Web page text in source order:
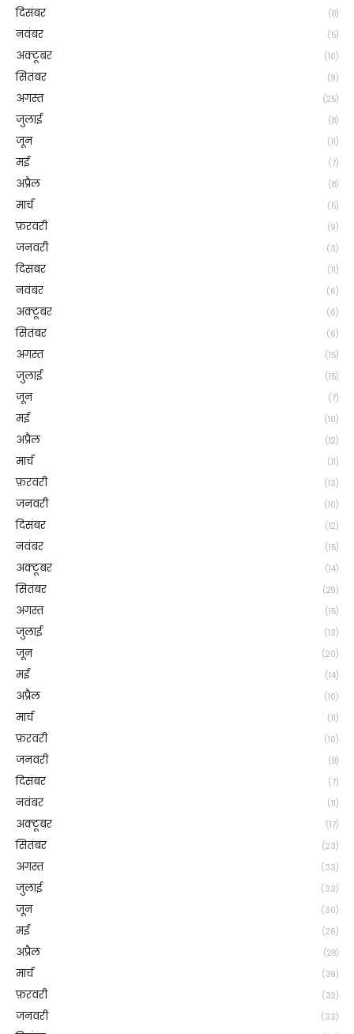
दिसंबर (8)
नवंबर (5)
अक्टूबर (10)
सितंबर (9)
अगस्त (25)
जुलाई (8)
जून (11)
मई (7)
अप्रैल (8)
मार्च (5)
फ़रवरी (9)
जनवरी (3)
दिसंबर (11)
नवंबर (6)
अक्टूबर (6)
सितंबर (6)
अगस्त (15)
जुलाई (15)
जून (7)
मई (10)
अप्रैल (12)
मार्च (11)
फ़रवरी (13)
जनवरी (10)
दिसंबर (12)
नवंबर (15)
अक्टूबर (14)
सितंबर (29)
अगस्त (15)
जुलाई (13)
जून (20)
मई (14)
अप्रैल (10)
मार्च (11)
फ़रवरी (10)
जनवरी (8)
दिसंबर (7)
नवंबर (11)
अक्टूबर (17)
सितंबर (23)
अगस्त (33)
जुलाई (33)
जून (30)
मई (26)
अप्रैल (28)
मार्च (39)
फ़रवरी (32)
जनवरी (33)